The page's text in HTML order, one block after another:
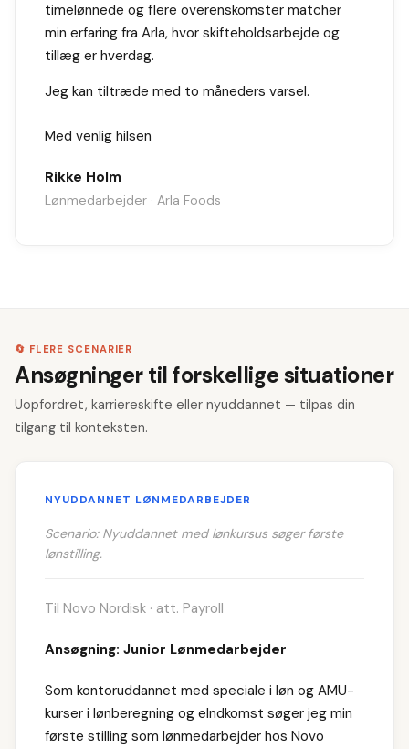
timelønnede og flere overenskomster matcher
min erfaring fra Arla, hvor skifteholdsarbejde og
tillæg er hverdag.
Jeg kan tiltræde med to måneders varsel.
Med venlig hilsen
Rikke Holm
Lønmedarbejder · Arla Foods
🔄 FLERE SCENARIER
Ansøgninger til forskellige situationer
Uopfordret, karriereskifte eller nyuddannet — tilpas din
tilgang til konteksten.
NYUDDANNET LØNMEDARBEJDER
Scenario: Nyuddannet med lønkursus søger første
lønstilling.
Til Novo Nordisk · att. Payroll
Ansøgning: Junior Lønmedarbejder
Som kontoruddannet med speciale i løn og AMU-
kurser i lønberegning og eIndkomst søger jeg min
første stilling som lønmedarbejder hos Novo